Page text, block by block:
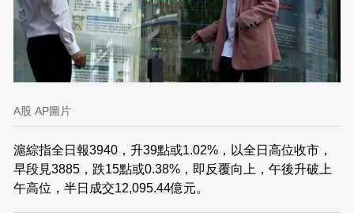
A股 AP圖片
滬綜指全日報3940，升39點或1.02%，以全日高位收市，
早段見3885，跌15點或0.38%，即反覆向上，午後升破上
午高位，半日成交12,095.44億元。